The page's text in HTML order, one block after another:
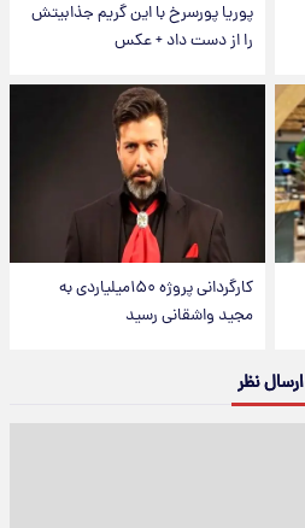
پوریا پورسرخ با این گریم جذابیتش
را از دست داد + عکس
کارگردانی پروژه ۱۵۰میلیاردی به
مجید واشقانی رسید
ارسال نظر